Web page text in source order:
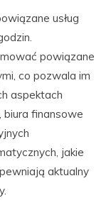
usług
powiązane
co pozwala im
aspektach
biura finansowe
jakie
aktualny